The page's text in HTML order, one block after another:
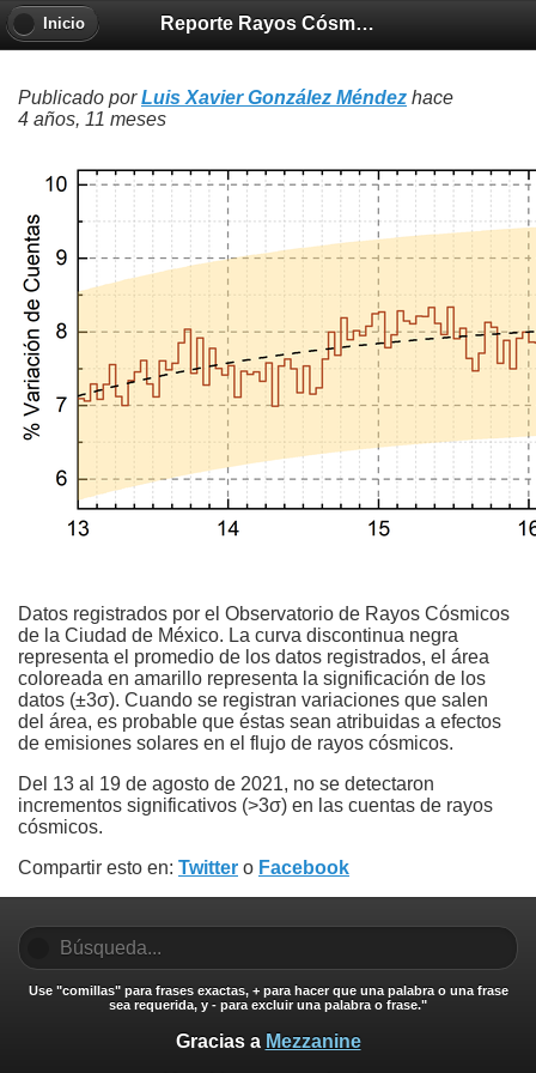
Reporte Rayos Cósmicos 2021-08-19
Inicio
Publicado porLuis Xavier González Méndez hace
4 años, 11 meses
Datos registrados por el Observatorio de Rayos Cósmicos
de la Ciudad de México. La curva discontinua negra
representa el promedio de los datos registrados, el área
coloreada en amarillo representa la significación de los
datos (±3σ). Cuando se registran variaciones que salen
del área, es probable que éstas sean atribuidas a efectos
de emisiones solares en el flujo de rayos cósmicos.
Del 13 al 19 de agosto de 2021, no se detectaron
incrementos significativos (>3σ) en las cuentas de rayos
cósmicos.
Compartir esto en: Twitter o Facebook
Use "comillas" para frases exactas, + para hacer que una palabra o una frase
sea requerida, y - para excluir una palabra o frase."
Gracias a Mezzanine